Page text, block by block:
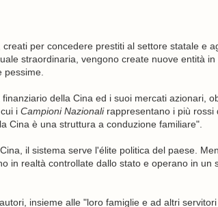
per concedere prestiti al settore statale e
straordinaria, vengono create nuove entità
pessime.
della Cina ed i suoi mercati azionari,
i Campioni Nazionalirappresentano i più rossi
Cina è una struttura a conduzione familiare".
il sistema serve l'élite politica del paese.
in realtà controllate dallo stato e operano in un
insieme alle "loro famiglie e ad altri